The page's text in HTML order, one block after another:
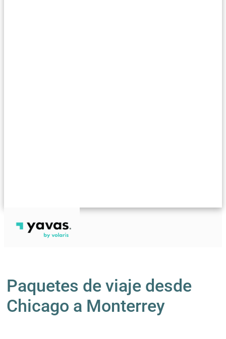
Paquetes de viaje desde
Chicago a Monterrey